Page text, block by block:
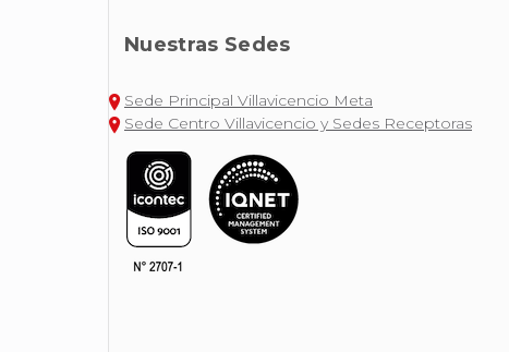
Nuestras Sedes
Sede Principal Villavicencio Meta
Sede Centro Villavicencio y Sedes Receptoras